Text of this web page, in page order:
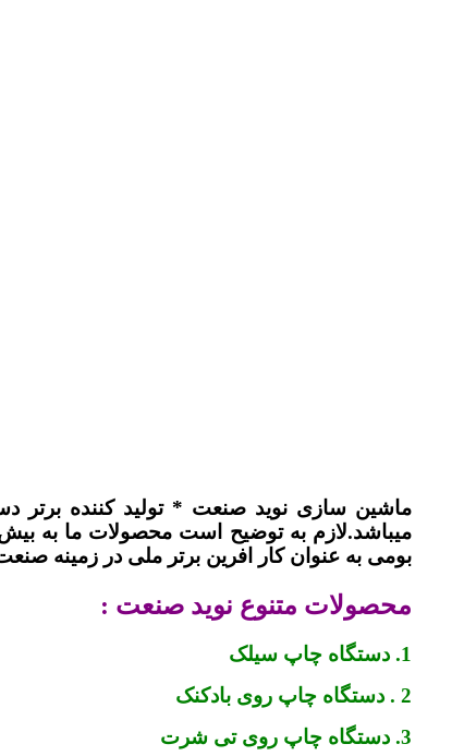
ماشین سازی نوید صنعت * تولید کننده برتر
بومی به عنوان کار افرین برتر ملی در زمینه
محصولات متنوع نوید صنعت :
1. دستگاه چاپ سیلک
2 . دستگاه چاپ روی بادکنک
3. دستگاه چاپ روی تی شرت